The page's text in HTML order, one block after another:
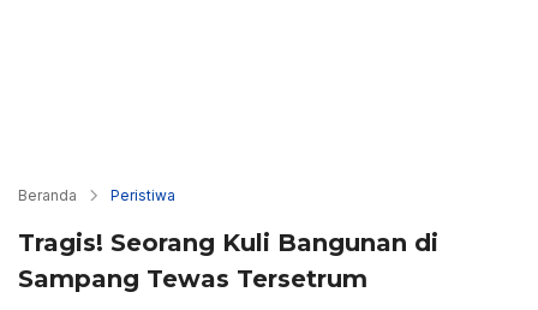
Beranda Peristiwa
Tragis! Seorang Kuli Bangunan di
Sampang Tewas Tersetrum